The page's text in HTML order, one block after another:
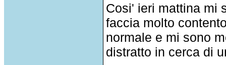
Cosi' ieri mattina mi
faccia molto
normale e mi sono
distratto in cerca di